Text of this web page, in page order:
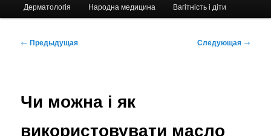
Дерматологія Народна медицина Вагітність і діти
Навигация
← Предыдущая Следующая →
Чи можна і як
використовувати масло